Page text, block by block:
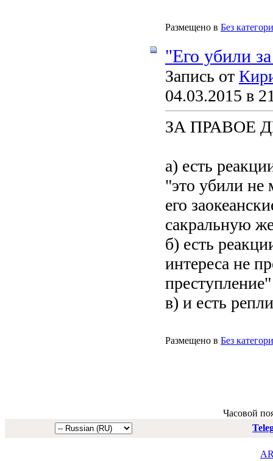
Размещено в Без
"Его убили
Запись от
04.03.2015 в
ЗА ПРАВОЕ
а) есть
"это убили не
его
сакральную
б) есть
интереса не
преступление"
в) и есть
Размещено в Без
Часовой